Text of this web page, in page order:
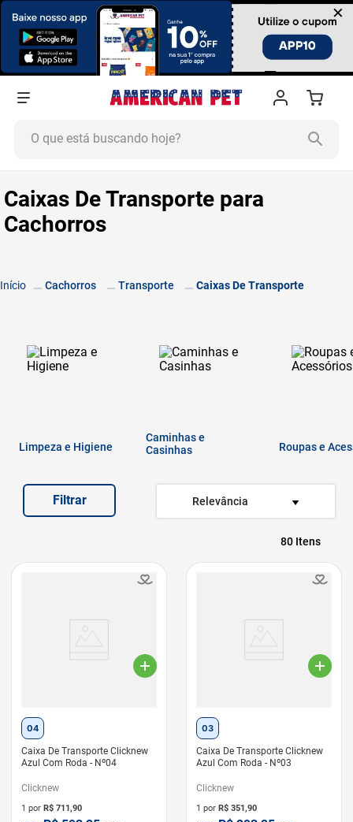
×
Caixas De Transporte para
Cachorros
Cachorros Transporte Caixas De Transporte
Limpeza e Higiene
Caminhas e
Casinhas
Roupas e
Relevância
Filtrar
80
04
Caixa De Transporte Clicknew
Azul Com Roda - Nº04
Clicknew
1 por R$ 711,90
03
Caixa De Transporte Clicknew
Azul Com Roda - Nº03
Clicknew
1 por R$ 351,90
1º
ração cachorro
areia
7º
quatree
10º